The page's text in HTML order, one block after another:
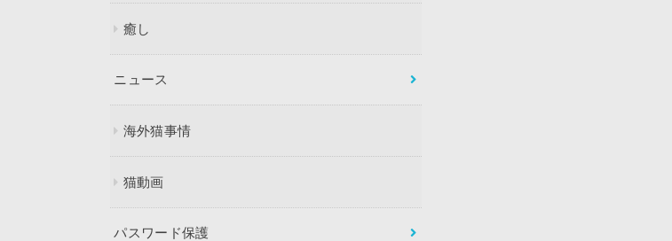
癒し
ニュース
海外猫事情
猫動画
パスワード保護